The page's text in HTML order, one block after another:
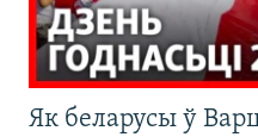
Як беларусы ў